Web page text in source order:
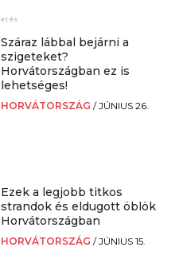
Száraz lábbal bejárni a
szigeteket?
Horvátországban ez is
lehetséges!
HORVÁTORSZÁG /JÚNIUS 26.
Ezek a legjobb titkos
strandok és eldugott öblök
Horvátországban
HORVÁTORSZÁG /JÚNIUS 15.